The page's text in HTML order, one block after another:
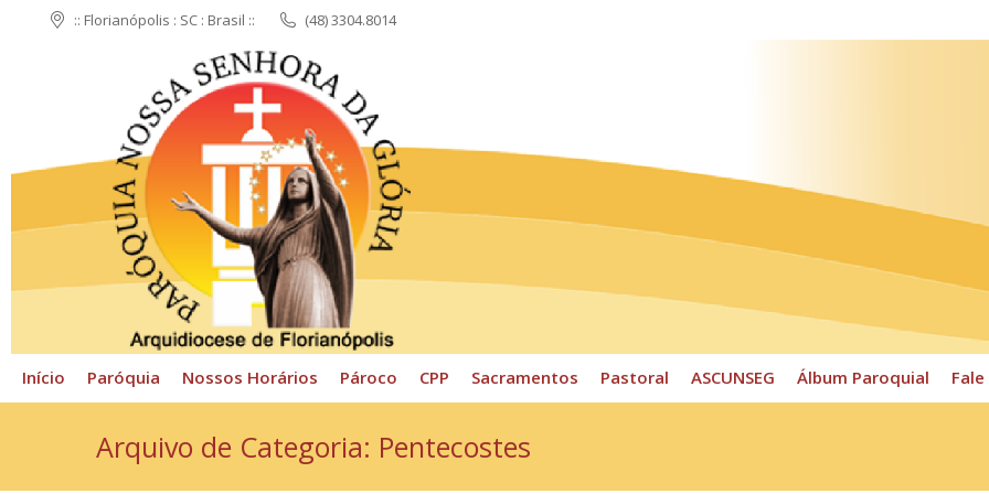
:: Florianópolis : SC : Brasil :: (48) 3304.8014
Início Paróquia Nossos Horários Pároco CPP Sacramentos Pastoral ASCUNSEG Álbum Paroquial
Arquivo de Categoria: Pentecostes